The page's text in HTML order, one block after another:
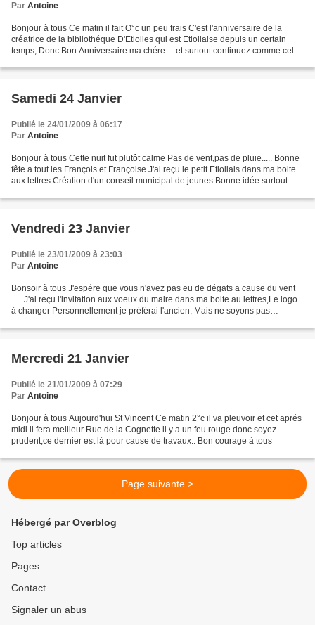
Par Antoine
Bonjour à tous Ce matin il fait O°c un peu frais C'est l'anniversaire de la
créatrice de la bibliothéque D'Etiolles qui est Etiollaise depuis un certain
temps, Donc Bon Anniversaire ma chére.....et surtout continuez comme cela
Samedi 24 Janvier
Publié le 24/01/2009 à 06:17
Par Antoine
Bonjour à tous Cette nuit fut plutôt calme Pas de vent,pas de pluie..... Bonne
fête a tout les François et Françoise J'ai reçu le petit Etiollais dans ma boite
aux lettres Création d'un conseil municipal de jeunes Bonne idée surtout
Vendredi 23 Janvier
Publié le 23/01/2009 à 23:03
Par Antoine
Bonsoir à tous J'espére que vous n'avez pas eu de dégats a cause du vent
..... J'ai reçu l'invitation aux voeux du maire dans ma boite au lettres,Le logo
à changer Personnellement je préférai l'ancien, Mais ne soyons pas
Mercredi 21 Janvier
Publié le 21/01/2009 à 07:29
Par Antoine
Bonjour à tous Aujourd'hui St Vincent Ce matin 2°c il va pleuvoir et cet aprés
midi il fera meilleur Rue de la Cognette il y a un feu rouge donc soyez
prudent,ce dernier est là pour cause de travaux.. Bon courage à tous
Page suivante >
Hébergé par Overblog
Top articles
Pages
Contact
Signaler un abus